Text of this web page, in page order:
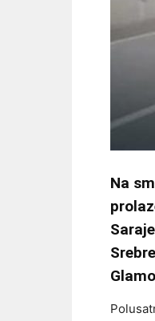
Na